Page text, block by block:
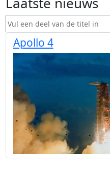
Vul een deel van de titel in
Apollo 4